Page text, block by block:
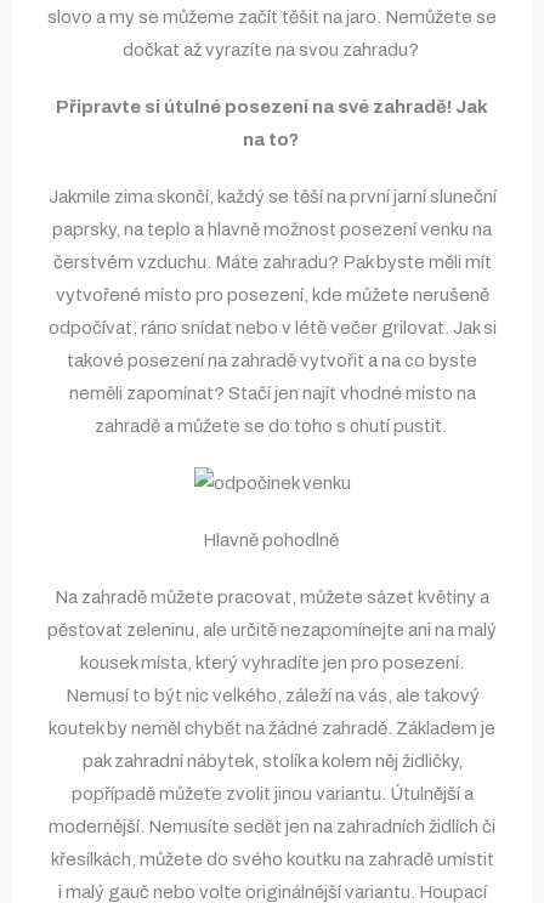
slovo a my se můžeme začít těšit na jaro. Nemůžete se
dočkat až vyrazíte na svou zahradu?
Připravte si útulné posezení na své zahradě! Jak
na to?
Jakmile zima skončí, každý se těší na první jarní sluneční
paprsky, na teplo a hlavně možnost posezení venku na
čerstvém vzduchu. Máte zahradu? Pak byste měli mít
vytvořené místo pro posezení, kde můžete nerušeně
odpočívat, ráno snídat nebo v létě večer grilovat. Jak si
takové posezení na zahradě vytvořit a na co byste
neměli zapomínat? Stačí jen najít vhodné místo na
zahradě a můžete se do toho s chutí pustit.
Hlavně pohodlně
Na zahradě můžete pracovat, můžete sázet květiny a
pěstovat zeleninu, ale určitě nezapomínejte ani na malý
kousek místa, který vyhradíte jen pro posezení.
Nemusí to být nic velkého, záleží na vás, ale takový
koutek by neměl chybět na žádné zahradě. Základem je
pak zahradní nábytek, stolík a kolem něj židličky,
popřípadě můžete zvolit jinou variantu. Útulnější a
modernější. Nemusíte sedět jen na zahradních židlích či
křesílkách, můžete do svého koutku na zahradě umístit
i malý gauč nebo volte originálnější variantu. Houpací